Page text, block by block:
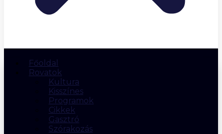
Főoldal
Rovatok
Kultura
Kisszínes
Programok
Cikkek
Gasztró
Szórakozás